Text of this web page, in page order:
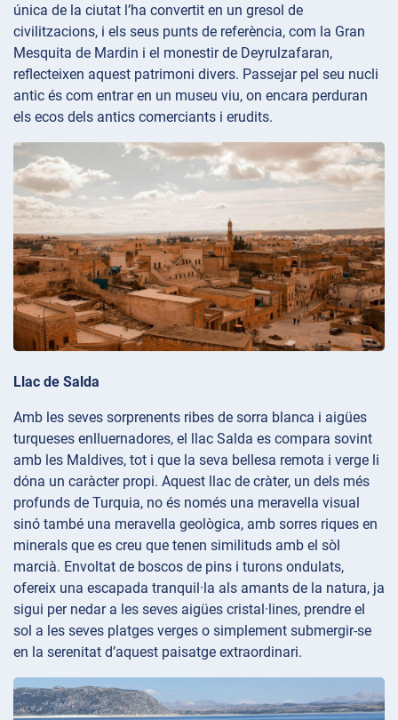
única de la ciutat l’ha convertit en un gresol de
civilitzacions, i els seus punts de referència, com la Gran
Mesquita de Mardin i el monestir de Deyrulzafaran,
reflecteixen aquest patrimoni divers. Passejar pel seu nucli
antic és com entrar en un museu viu, on encara perduran
els ecos dels antics comerciants i erudits.
Llac de Salda
Amb les seves sorprenents ribes de sorra blanca i aigües
turqueses enlluernadores, el llac Salda es compara sovint
amb les Maldives, tot i que la seva bellesa remota i verge li
dóna un caràcter propi. Aquest llac de cràter, un dels més
profunds de Turquia, no és només una meravella visual
sinó també una meravella geològica, amb sorres riques en
minerals que es creu que tenen similituds amb el sòl
marcià. Envoltat de boscos de pins i turons ondulats,
ofereix una escapada tranquil·la als amants de la natura, ja
sigui per nedar a les seves aigües cristal·lines, prendre el
sol a les seves platges verges o simplement submergir-se
en la serenitat d’aquest paisatge extraordinari.